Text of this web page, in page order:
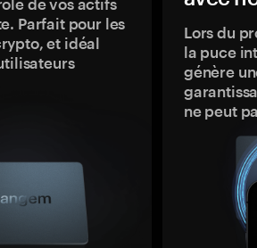
de vos actifs
Parfait pour les
et idéal
Lors du
la puce
génère
ne peut